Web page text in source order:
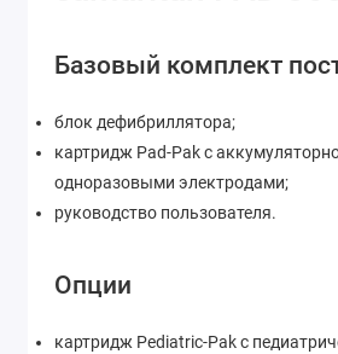
Базовый комплект
блок дефибриллятора;
картридж Pad-Pak с
одноразовыми электродами;
руководство пользователя.
Опции
картридж Pediatric-Pak с